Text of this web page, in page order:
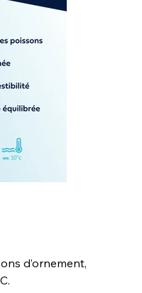
d’ornement,